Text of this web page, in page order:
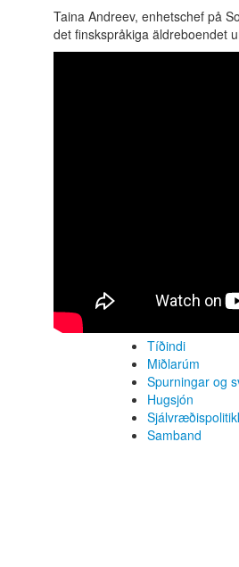
Taina Andreev, enhetschef på
det finskspråkiga äldreboendet
Tíðindi
Miðlarúm
Spurningar og
Hugsjón
Samband